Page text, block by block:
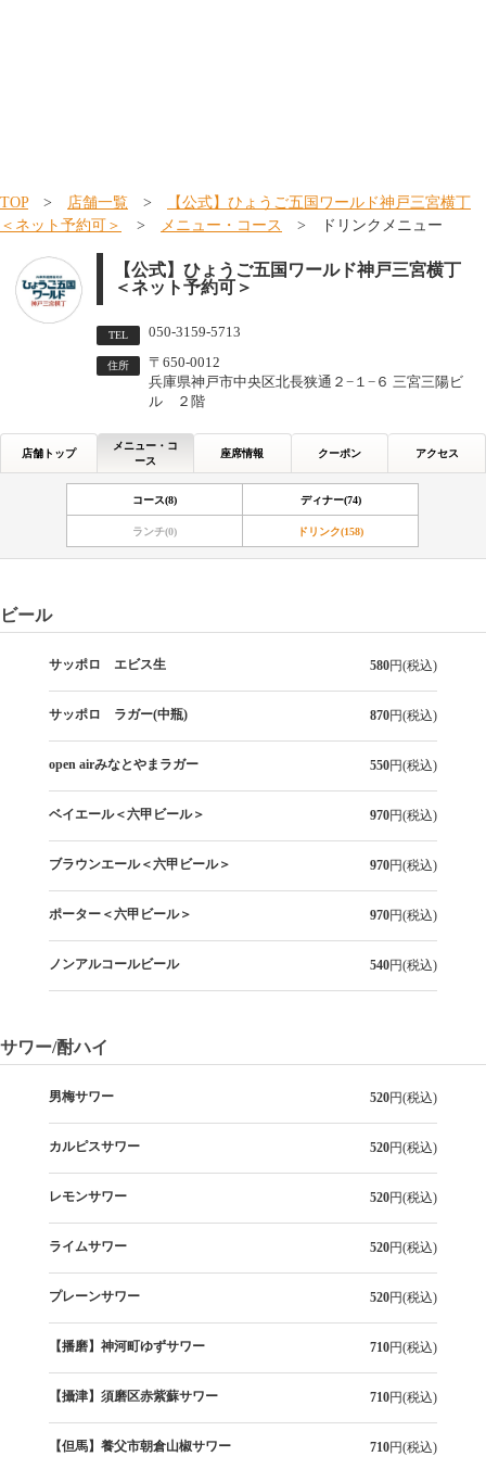
TOP> 店舗一覧 >
【公式】ひょうご五国ワールド神戸三宮横丁
＜ネット予約可＞
> メニュー・コース > ドリンクメニュー
【公式】ひょうご五国ワールド神戸三宮横丁
＜ネット予約可＞
TEL 050-3159-5713
住所
〒650-0012
兵庫県神戸市中央区北長狭通２−１−６ 三宮三陽ビ
ル ２階
店舗トップ
メニュー・コ
ース
座席情報 クーポン アクセス
コース(8) ディナー(74)
ランチ(0) ドリンク(158)
ビール
サッポロ エビス生 580円(税込)
サッポロ ラガー(中瓶) 870円(税込)
open airみなとやまラガー 550円(税込)
ベイエール＜六甲ビール＞ 970円(税込)
ブラウンエール＜六甲ビール＞ 970円(税込)
ポーター＜六甲ビール＞ 970円(税込)
ノンアルコールビール 540円(税込)
サワー/酎ハイ
男梅サワー 520円(税込)
カルピスサワー 520円(税込)
レモンサワー 520円(税込)
ライムサワー 520円(税込)
プレーンサワー 520円(税込)
【播磨】神河町ゆずサワー 710円(税込)
【攝津】須磨区赤紫蘇サワー 710円(税込)
【但馬】養父市朝倉山椒サワー 710円(税込)